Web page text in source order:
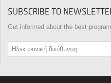
SUBSCRIBE TO
Get informed about the best